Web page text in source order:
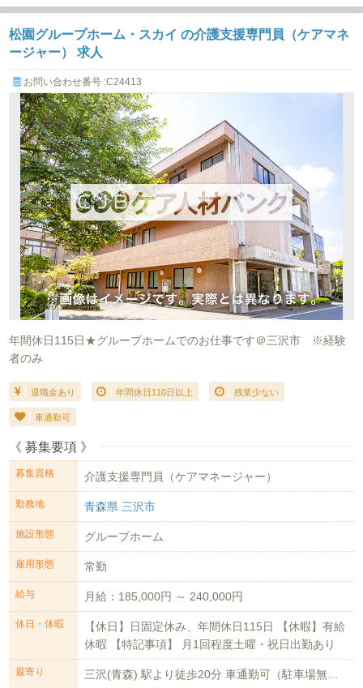
松園グループホーム・スカイ の介護支援専門員（ケアマネ
ージャー） 求人
お問い合わせ番号 :C24413
年間休日115日★グループホームでのお仕事です＠三沢市 ※経験
者のみ
退職金あり 年間休日110日以上 残業少ない
車通勤可
《 募集要項 》
募集資格 介護支援専門員（ケアマネージャー）
勤務地 青森県 三沢市
施設形態 グループホーム
雇用形態 常勤
給与 月給：185,000円 ～ 240,000円
休日・休暇
【休日】日固定休み、年間休日115日 【休暇】有給
休暇 【特記事項】 月1回程度土曜・祝日出勤あり
最寄り 三沢(青森) 駅より徒歩20分 車通勤可（駐車場無料）